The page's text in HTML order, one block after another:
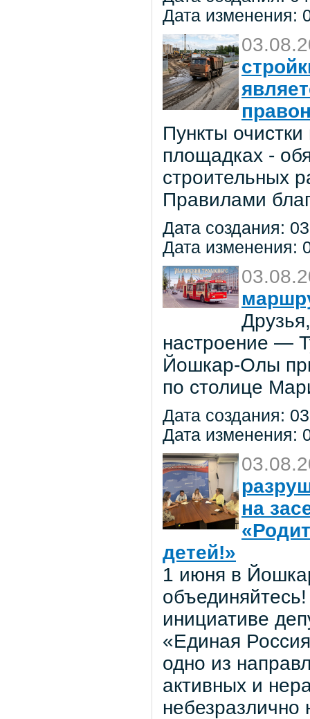
Дата изменения:
Пункты
площадках -
строительных
Правилами
Дата создания:
Дата изменения:
настроение —
Йошкар-Олы
по столице
Дата создания:
Дата изменения:
на
детей!»
1 июня в
инициативе
«Единая
одно из
активных и